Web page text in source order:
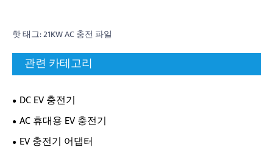
핫 태그: 21KW AC 충전 파일
관련 카테고리
DC EV 충전기
AC 휴대용 EV 충전기
EV 충전기 어댑터